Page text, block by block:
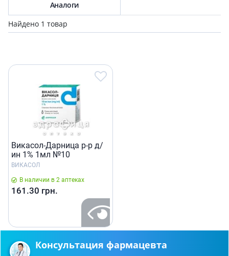
Аналоги
Найдено 1 товар
Викасол-Дарница р-р д/
ин 1% 1мл №10
ВИКАСОЛ
В наличии в 2 аптеках
161.30 грн.
Консультация фармацевта